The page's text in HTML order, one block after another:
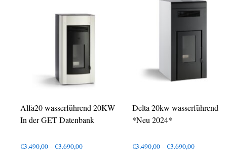
Alfa20 wasserführend 20KW
In der GET Datenbank
€3.490,00–€3.690,00Preisspanne:
Delta 20kw wasserführend
*Neu 2024*
€3.490,00–€3.690,00